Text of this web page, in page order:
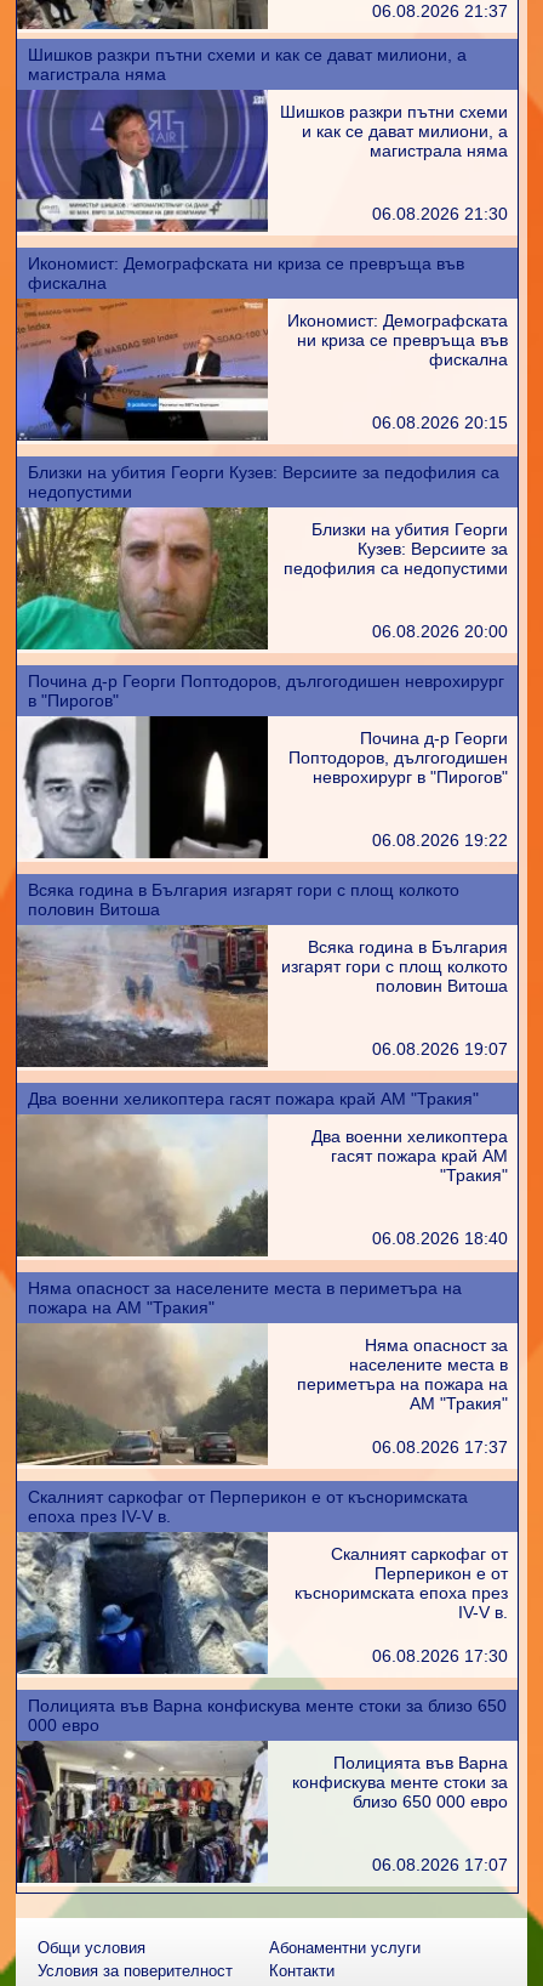
06.08.2026 21:37
Шишков разкри пътни схеми и как се дават милиони, а
магистрала няма
Шишков разкри пътни схеми
и как се дават милиони, а
магистрала няма
06.08.2026 21:30
Икономист: Демографската ни криза се превръща във
фискална
Икономист: Демографската
ни криза се превръща във
фискална
06.08.2026 20:15
Близки на убития Георги Кузев: Версиите за педофилия са
недопустими
Близки на убития Георги
Кузев: Версиите за
педофилия са недопустими
06.08.2026 20:00
Почина д-р Георги Поптодоров, дългогодишен неврохирург
в "Пирогов"
Почина д-р Георги
Поптодоров, дългогодишен
неврохирург в "Пирогов"
06.08.2026 19:22
Всяка година в България изгарят гори с площ колкото
половин Витоша
Всяка година в България
изгарят гори с площ колкото
половин Витоша
06.08.2026 19:07
Два военни хеликоптера гасят пожара край АМ "Тракия"
Два военни хеликоптера
гасят пожара край АМ
"Тракия"
06.08.2026 18:40
Няма опасност за населените места в периметъра на
пожара на АМ "Тракия"
Няма опасност за
населените места в
периметъра на пожара на
АМ "Тракия"
06.08.2026 17:37
Скалният саркофаг от Перперикон е от късноримската
епоха през IV-V в.
Скалният саркофаг от
Перперикон е от
късноримската епоха през
IV-V в.
06.08.2026 17:30
Полицията във Варна конфискува менте стоки за близо 650
000 евро
Полицията във Варна
конфискува менте стоки за
близо 650 000 евро
06.08.2026 17:07
Общи условия
Условия за поверителност
Абонаментни услуги
Контакти